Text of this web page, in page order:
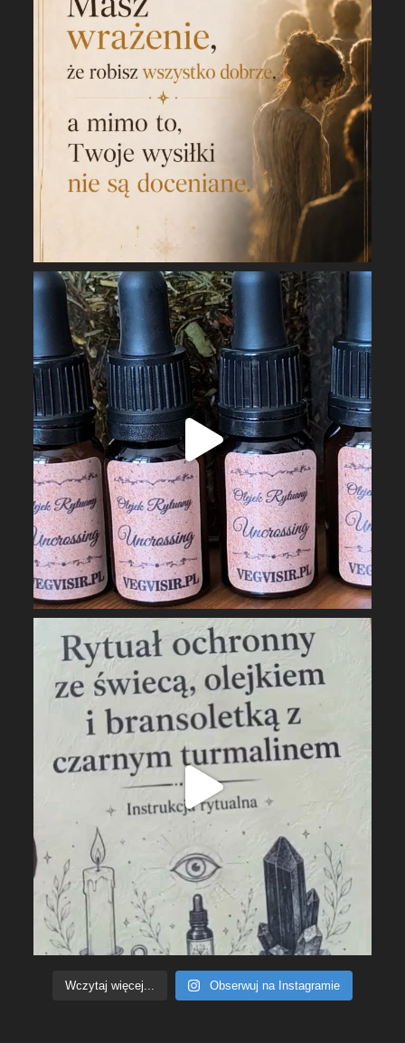
Wczytaj więcej... Obserwuj na Instagramie